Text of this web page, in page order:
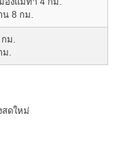
น 8 กม.
ม.
ม.
สดใหม่